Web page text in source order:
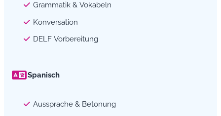
Grammatik & Vokabeln
Konversation
DELF Vorbereitung
Spanisch
Aussprache & Betonung